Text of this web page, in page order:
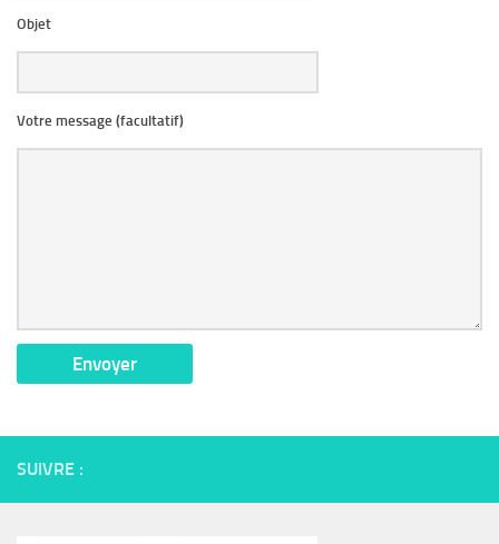
Objet
Votre message (facultatif)
SUIVRE :